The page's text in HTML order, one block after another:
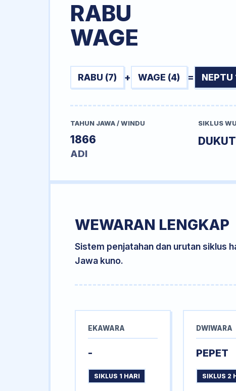
RABU
WAGE
RABU (7) + WAGE (4) = NEPTU
TAHUN JAWA / WINDU
1866
ADI
SIKLUS
DUKUT
WEWARAN LENGKAP
Sistem penjatahan dan urutan siklus
Jawa kuno.
EKAWARA
-
SIKLUS 1 HARI
DWIWARA
PEPET
SIKLUS 2